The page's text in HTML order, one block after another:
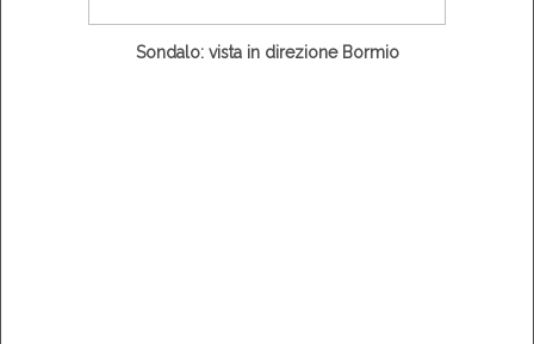
Sondalo: vista in direzione Bormio